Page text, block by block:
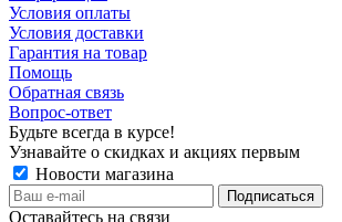
Условия оплаты
Условия доставки
Гарантия на товар
Помощь
Обратная связь
Вопрос-ответ
Будьте всегда в курсе!
Узнавайте о скидках и акциях первым
Новости магазина
Оставайтесь на связи